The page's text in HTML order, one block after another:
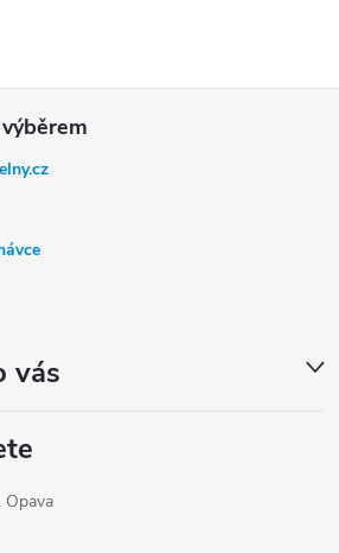
vás
Opava